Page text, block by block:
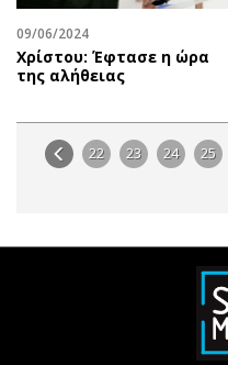
09/06/2024
Χρίστου: Έφτασε η ώρα
της αλήθειας
22 23 24 25